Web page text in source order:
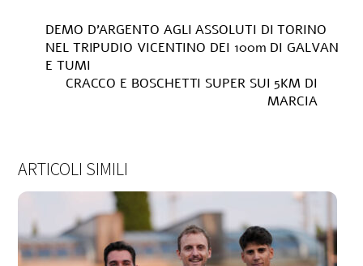
DEMO D’ARGENTO AGLI ASSOLUTI DI TORINO
NEL TRIPUDIO VICENTINO DEI 100m DI GALVAN
E TUMI
CRACCO E BOSCHETTI SUPER SUI 5KM DI
MARCIA
ARTICOLI SIMILI